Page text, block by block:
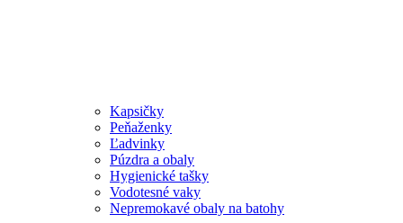
Kapsičky
Peňaženky
Ľadvinky
Púzdra a obaly
Hygienické tašky
Vodotesné vaky
Nepremokavé obaly na batohy